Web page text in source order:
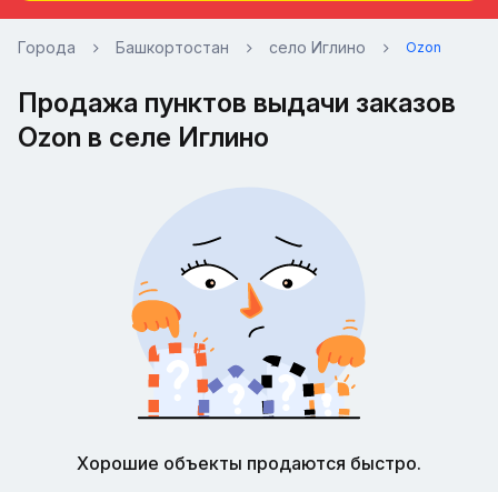
Города Башкортостан село Иглино Ozon
Продажа пунктов выдачи заказов
Ozon в селе Иглино
Хорошие объекты продаются быстро.